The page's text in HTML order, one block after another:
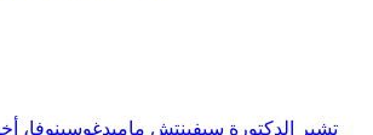
تشير الدكتورة سيفينتش ماميدغوسينوفا،